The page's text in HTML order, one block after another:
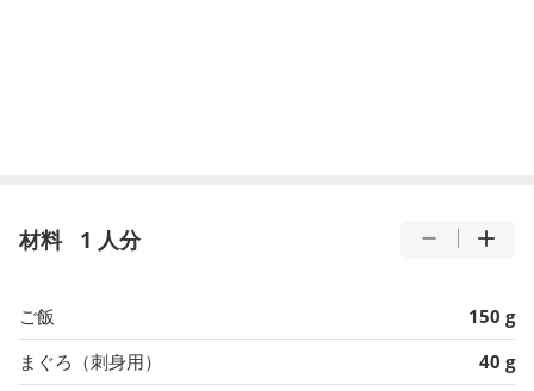
材料 1 人分
ご飯
150 g
まぐろ（刺身用）
40 g